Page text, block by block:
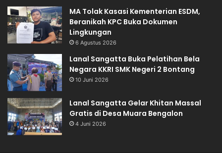
MA Tolak Kasasi Kementerian ESDM,
Beranikah KPC Buka Dokumen
Lingkungan
6 Agustus 2026
Lanal Sangatta Buka Pelatihan Bela
Negara KKRI SMK Negeri 2 Bontang
10 Juni 2026
Lanal Sangatta Gelar Khitan Massal
Gratis di Desa Muara Bengalon
4 Juni 2026